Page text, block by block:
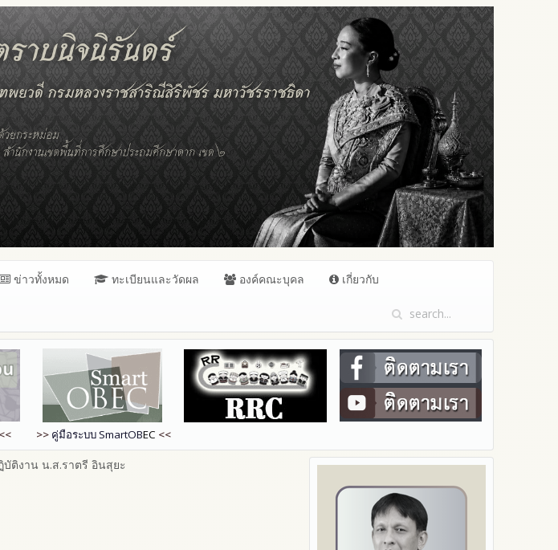
ข่าวทั้งหมด ทะเบียนและวัดผล องค์คณะบุคล เกี่ยวกับ
<< >> คู่มือระบบSmartOBEC <<
บัติงาน น.ส.ราตรี อินสุยะ